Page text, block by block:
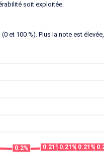
soit exploitée.
et 100 %). Plus la note est
0.2% 0.21%0.21% 0.21%